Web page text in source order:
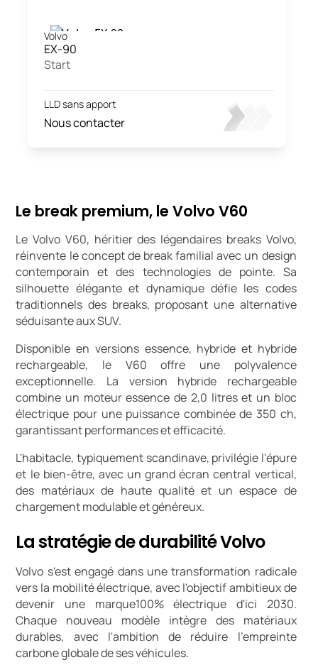
Volvo
EX-90
Start
LLD sans apport
Nous contacter
Le break premium, le Volvo V60
Le Volvo V60, héritier des légendaires breaks Volvo,
réinvente le concept de break familial avec un design
contemporain et des technologies de pointe. Sa
silhouette élégante et dynamique défie les codes
traditionnels des breaks, proposant une alternative
séduisante aux SUV.
Disponible en versions essence, hybride et hybride
rechargeable, le V60 offre une polyvalence
exceptionnelle. La version hybride rechargeable
combine un moteur essence de 2,0 litres et un bloc
électrique pour une puissance combinée de 350 ch,
garantissant performances et efficacité.
L'habitacle, typiquement scandinave, privilégie l'épure
et le bien-être, avec un grand écran central vertical,
des matériaux de haute qualité et un espace de
chargement modulable et généreux.
La stratégie de durabilité Volvo
Volvo s'est engagé dans une transformation radicale
vers la mobilité électrique, avec l'objectif ambitieux de
devenir une marque100% électrique d'ici 2030.
Chaque nouveau modèle intègre des matériaux
durables, avec l'ambition de réduire l'empreinte
carbone globale de ses véhicules.